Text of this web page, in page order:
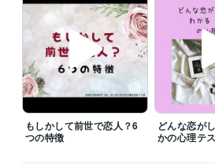
予約を押していただいた場合、
すぐに鑑定をと言われても◯時とか〇時半に
設定できないことがあります。
すぐに対応して欲しい時には、
待機をしますので、そちらを購入してくださ
「すぐに鑑定して欲しい」、「なるべく早く
その気持ちは、すごくわかりますので、
待機をしていない時などは遠慮なく
もしかして前世で恋人？6
つの特徴
どんな恋が
かの心理テ